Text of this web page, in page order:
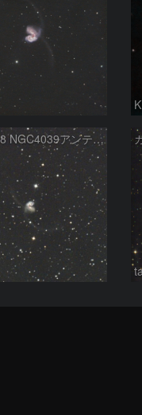
NGC4038 NGC4039アンテナ銀河 からす座